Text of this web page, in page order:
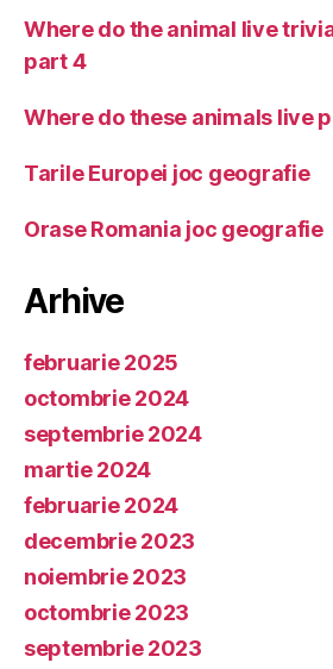
Where do the animal live
part 4
Where do these animals live
Tarile Europei joc geografie
Orase Romania joc geografie
Arhive
februarie 2025
octombrie 2024
septembrie 2024
martie 2024
februarie 2024
decembrie 2023
noiembrie 2023
octombrie 2023
septembrie 2023